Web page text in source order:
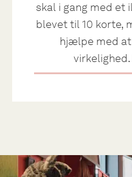
skal i gang med
blevet til 10 korte,
hjælpe med